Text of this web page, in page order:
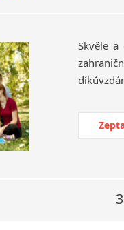
Skvěle